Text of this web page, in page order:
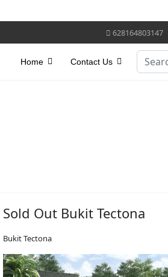
628164803147
Home Contact Us Search
Sold Out Bukit Tectona
Bukit Tectona